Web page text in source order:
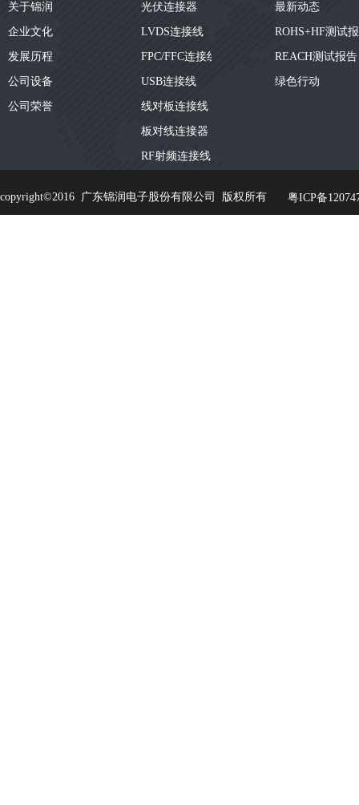
关于锦润
企业文化
发展历程
公司设备
公司荣誉
粤ICP备
最新动态
ROHS+HF测试
REACH测试报告
绿色行动
光伏连接器
LVDS连接线
FPC/FFC连接线
USB连接线
线对板连接线
板对线连接器
RF射频连接线
copyright©2016 广东锦润电子股份有限公司 版权所有